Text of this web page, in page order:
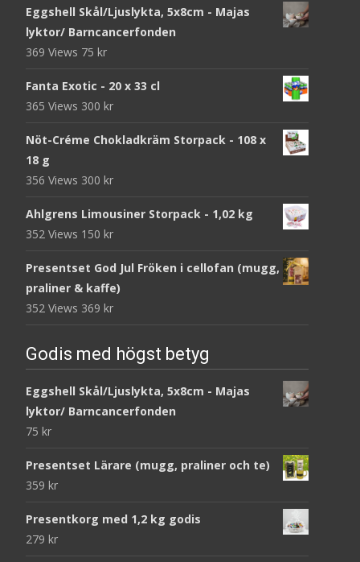
Eggshell Skål/Ljuslykta, 5x8cm - Majas
lyktor/ Barncancerfonden
369 Views 75 kr
Fanta Exotic - 20 x 33 cl
365 Views 300 kr
Nöt-Créme Chokladkräm Storpack - 108 x
18 g
356 Views 300 kr
Ahlgrens Limousiner Storpack - 1,02 kg
352 Views 150 kr
Presentset God Jul Fröken i cellofan (mugg,
praliner & kaffe)
352 Views 369 kr
Godis med högst betyg
Eggshell Skål/Ljuslykta, 5x8cm - Majas
lyktor/ Barncancerfonden
75 kr
Presentset Lärare (mugg, praliner och te)
359 kr
Presentkorg med 1,2 kg godis
279 kr